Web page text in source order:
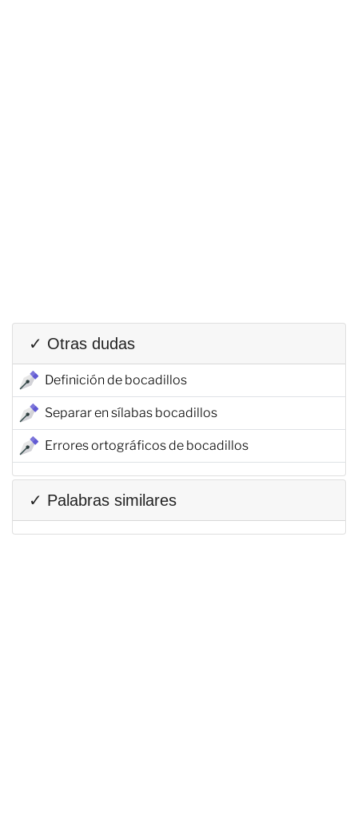
✓ Otras dudas
Definición de bocadillos
Separar en sílabas bocadillos
Errores ortográficos de bocadillos
✓ Palabras similares